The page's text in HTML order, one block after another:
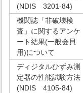
(NDIS 3201-84)
機関誌「非破壊検
査」に関するアンケ
ート結果(一般会貝
用)について
ディジタルひずみ測
定器の性能試験方法
(NDIS 4105-84)